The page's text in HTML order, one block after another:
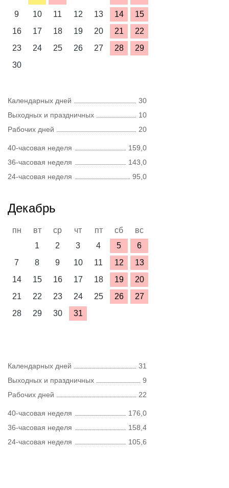
9
10 11 12 13 14
15
16
17 18 19 20 21
22
23
24 25 26 27 28
29
30
Календарных дней
30
Выходных и праздничных
10
Рабочих дней
20
40-часовая неделя
159,0
36-часовая неделя
143,0
24-часовая неделя
95,0
Декабрь
пн вт ср чт пт сб
вс
1
2 3 4 5
6
7
8 9 10 11 12
13
14
15 16 17 18 19
20
21
22 23 24 25 26
27
28
29 30 31
Календарных дней
31
Выходных и праздничных
9
Рабочих дней
22
40-часовая неделя
176,0
36-часовая неделя
158,4
24-часовая неделя
105,6